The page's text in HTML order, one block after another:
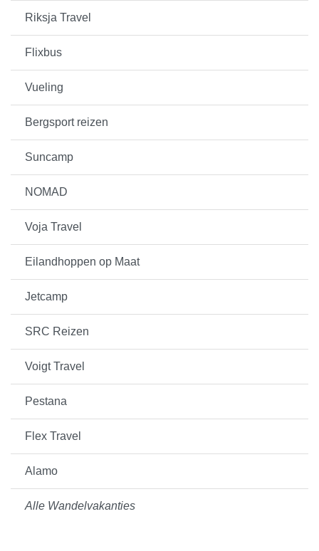
Riksja Travel
Flixbus
Vueling
Bergsport reizen
Suncamp
NOMAD
Voja Travel
Eilandhoppen op Maat
Jetcamp
SRC Reizen
Voigt Travel
Pestana
Flex Travel
Alamo
Alle Wandelvakanties